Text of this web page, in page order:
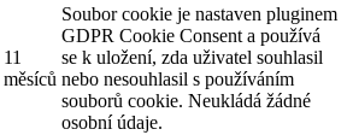
11
měsíců
Soubor cookie je nastaven pluginem
GDPR Cookie Consent a používá
se k uložení, zda uživatel souhlasil
nebo nesouhlasil s používáním
souborů cookie. Neukládá žádné
osobní údaje.